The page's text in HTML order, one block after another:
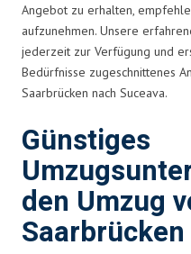
Angebot zu erhalten,
aufzunehmen. Unsere
jederzeit zur Verfügung und
Bedürfnisse zugeschnittenes
Saarbrücken nach Suceava.
Günstiges
den Umzug